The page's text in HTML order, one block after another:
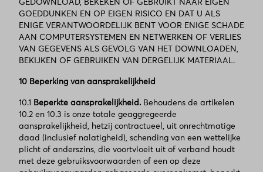
GEDOWNLOAD, BEKEKEN OF GEBRUIKT NAAR EIGEN
GOEDDUNKEN EN OP EIGEN RISICO EN DAT U ALS
ENIGE VERANTWOORDELIJK BENT VOOR ENIGE SCHADE
AAN COMPUTERSYSTEMEN EN NETWERKEN OF VERLIES
VAN GEGEVENS ALS GEVOLG VAN HET DOWNLOADEN,
BEKIJKEN OF GEBRUIKEN VAN DERGELIJK MATERIAAL.
10 Beperking van aansprakelijkheid
10.1 Beperkte aansprakelijkheid. Behoudens de artikelen
10.2 en 10.3 is onze totale geaggregeerde
aansprakelijkheid, hetzij contractueel, uit onrechtmatige
daad (inclusief nalatigheid), schending van een wettelijke
plicht of anderszins, die voortvloeit uit of verband houdt
met deze gebruiksvoorwaarden of een op deze